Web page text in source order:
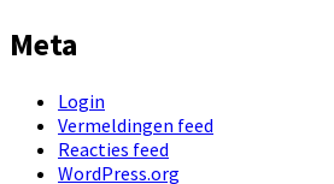
Meta
Login
Vermeldingen feed
Reacties feed
WordPress.org